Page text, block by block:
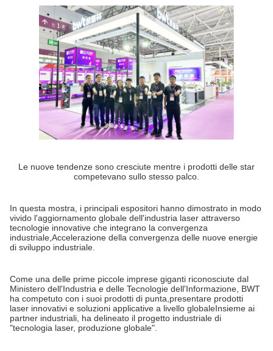
Le nuove tendenze sono cresciute mentre i prodotti delle star
competevano sullo stesso palco.
In questa mostra, i principali espositori hanno dimostrato in modo
vivido l'aggiornamento globale dell'industria laser attraverso
tecnologie innovative che integrano la convergenza
industriale,Accelerazione della convergenza delle nuove energie
di sviluppo industriale.
Come una delle prime piccole imprese giganti riconosciute dal
Ministero dell'Industria e delle Tecnologie dell'Informazione, BWT
ha competuto con i suoi prodotti di punta,presentare prodotti
laser innovativi e soluzioni applicative a livello globaleInsieme ai
partner industriali, ha delineato il progetto industriale di
"tecnologia laser, produzione globale".